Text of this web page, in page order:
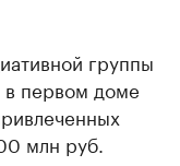
группы
в первом доме
млн руб.